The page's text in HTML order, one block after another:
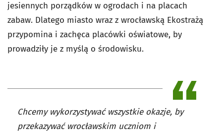
jesiennych porządków w ogrodach i na placach
zabaw. Dlatego miasto wraz z wrocławską Ekostrażą
przypomina i zachęca placówki oświatowe, by
prowadziły je z myślą o środowisku.
Chcemy wykorzystywać wszystkie okazje, by
przekazywać wrocławskim uczniom i